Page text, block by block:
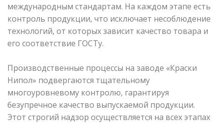
международным стандартам. На каждом этапе есть
контроль продукции, что исключает несоблюдение
технологий, от которых зависит качество товара и
его соответствие ГОСТу.
Производственные процессы на заводе «Краски
Нипол» подвергаются тщательному
многоуровневому контролю, гарантируя
безупречное качество выпускаемой продукции.
Этот строгий надзор осуществляется на всех этапах